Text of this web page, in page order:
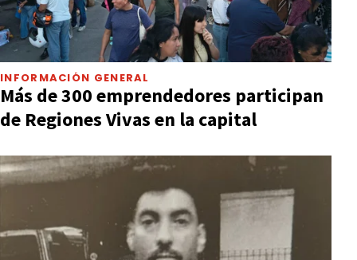
INFORMACIÓN GENERAL
Más de 300 emprendedores participan
de Regiones Vivas en la capital